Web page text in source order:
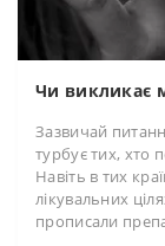
Чи викликає
Зазвичай
турбує тих, хто
Навіть в тих
лікувальних
прописали